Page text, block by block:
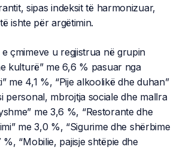
sipas indeksit të harmonizuar,
ishte për argëtimin.
e çmimeve u regjistrua në grupin
kulturë” me 6,6 % pasuar nga
me 4,1 %, “Pije alkoolikë dhe duhan”
personal, mbrojtja sociale dhe mallra
me 3,6 %, “Restorante dhe
me 3,0 %, “Sigurime dhe shërbime
“Mobilie, pajisje shtëpie dhe